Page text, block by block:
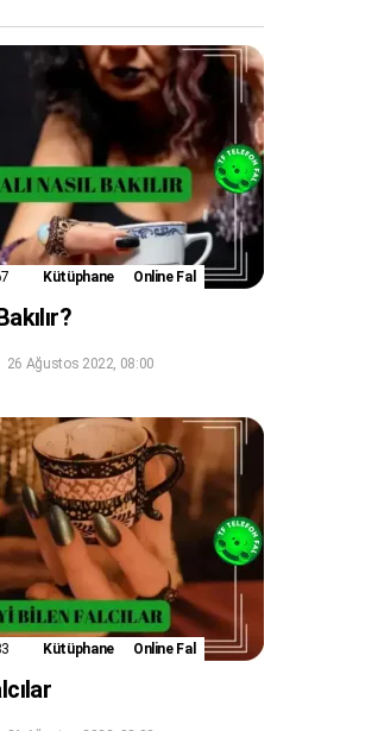
YorumKütüphane Online Fal
26 Ağustos 2022, 08:00
YorumKütüphane Online Fal